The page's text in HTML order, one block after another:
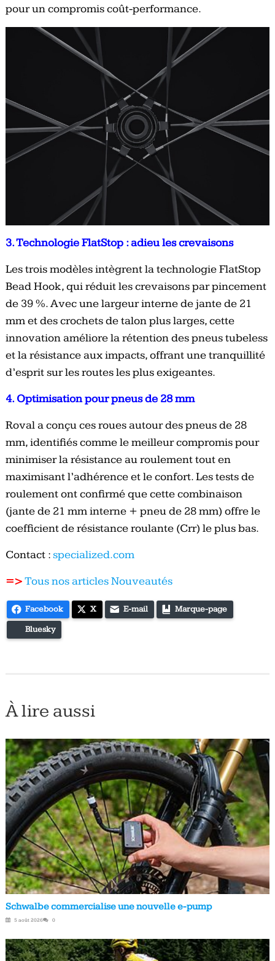
pour un compromis coût-performance.
3. Technologie FlatStop : adieu les crevaisons
Les trois modèles intègrent la technologie FlatStop
Bead Hook, qui réduit les crevaisons par pincement
de 39 %. Avec une largeur interne de jante de 21
mm et des crochets de talon plus larges, cette
innovation améliore la rétention des pneus tubeless
et la résistance aux impacts, offrant une tranquillité
d’esprit sur les routes les plus exigeantes.
4. Optimisation pour pneus de 28 mm
Roval a conçu ces roues autour des pneus de 28
mm, identifiés comme le meilleur compromis pour
minimiser la résistance au roulement tout en
maximisant l’adhérence et le confort. Les tests de
roulement ont confirmé que cette combinaison
(jante de 21 mm interne + pneu de 28 mm) offre le
coefficient de résistance roulante (Crr) le plus bas.
Contact :specialized.com
=>Tous nos articles Nouveautés
Facebook X E-mail Marque-page
Bluesky
À lire aussi
Schwalbe commercialise une nouvelle e-pump
5 août 2026 0